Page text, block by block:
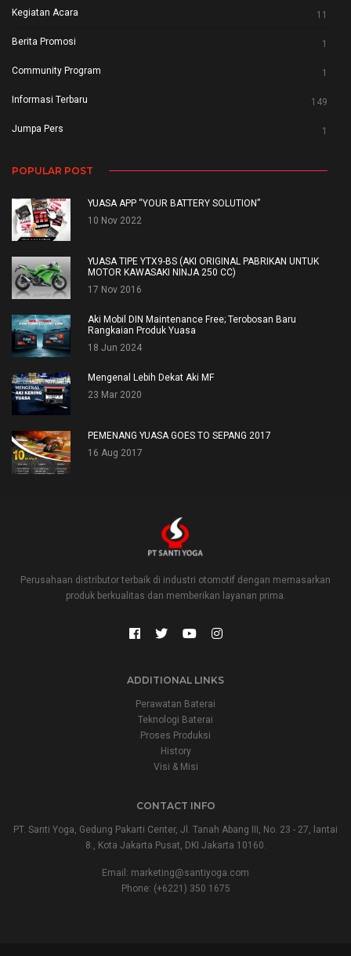
Kegiatan Acara 11
Berita Promosi 1
Community Program 1
Informasi Terbaru 149
Jumpa Pers 1
POPULAR POST
YUASA APP “YOUR BATTERY SOLUTION”
10 Nov 2022
YUASA TIPE YTX9-BS (AKI ORIGINAL PABRIKAN UNTUK
MOTOR KAWASAKI NINJA 250 CC)
17 Nov 2016
Aki Mobil DIN Maintenance Free; Terobosan Baru
Rangkaian Produk Yuasa
18 Jun 2024
Mengenal Lebih Dekat Aki MF
23 Mar 2020
PEMENANG YUASA GOES TO SEPANG 2017
16 Aug 2017
Perusahaan distributor terbaik di industri otomotif dengan memasarkan
produk berkualitas dan memberikan layanan prima.
ADDITIONAL LINKS
Perawatan Baterai
Teknologi Baterai
Proses Produksi
History
Visi & Misi
CONTACT INFO
PT. Santi Yoga, Gedung Pakarti Center, Jl. Tanah Abang III, No. 23 - 27, lantai
8., Kota Jakarta Pusat, DKI Jakarta 10160.
Email: marketing@santiyoga.com
Phone: (+6221) 350 1675